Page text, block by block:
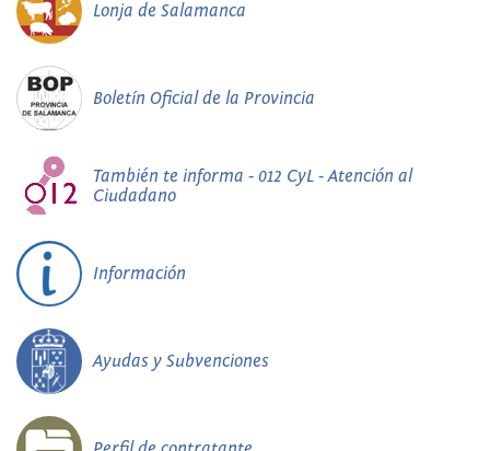
Lonja de Salamanca
Boletín Oficial de la Provincia
También te informa - 012 CyL - Atención al
Ciudadano
Información
Ayudas y Subvenciones